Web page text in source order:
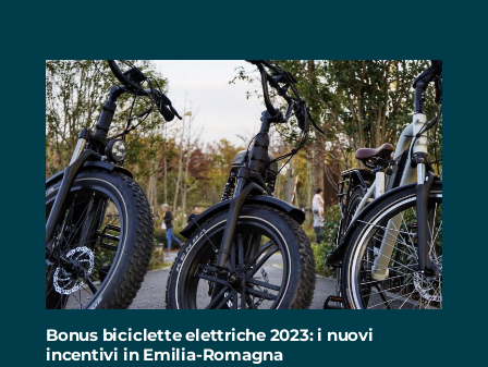
Bonus biciclette elettriche 2023: i nuovi
incentivi in Emilia-Romagna